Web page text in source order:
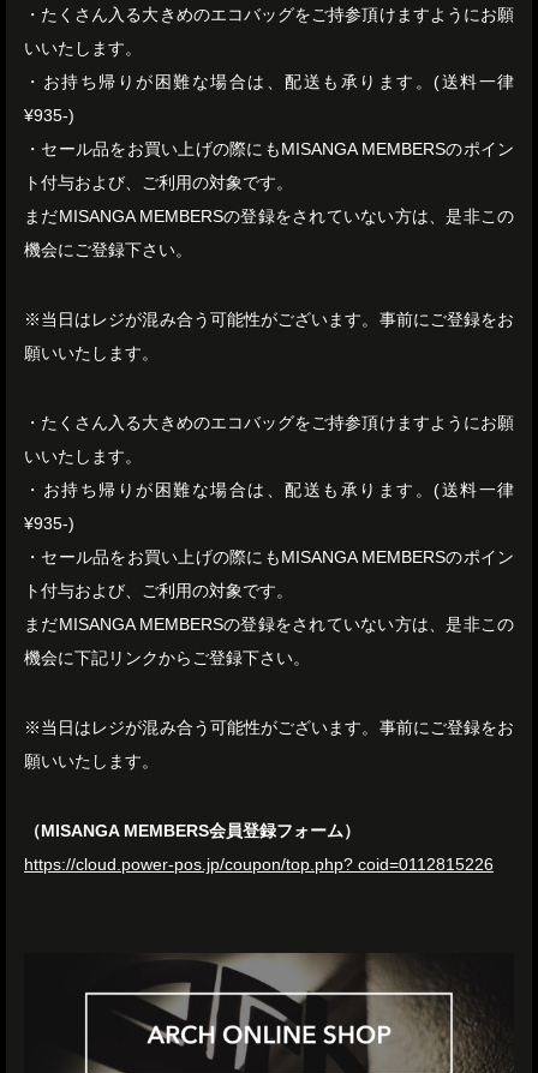
・たくさん入る大きめのエコバッグをご持参頂けますようにお願
いいたします。
・お持ち帰りが困難な場合は、配送も承ります。(送料一律
¥935-)
・セール品をお買い上げの際にもMISANGA MEMBERSのポイン
ト付与および、ご利用の対象です。
まだMISANGA MEMBERSの登録をされていない方は、是非この
機会にご登録下さい。
※当日はレジが混み合う可能性がございます。事前にご登録をお
願いいたします。
・たくさん入る大きめのエコバッグをご持参頂けますようにお願
いいたします。
・お持ち帰りが困難な場合は、配送も承ります。(送料一律
¥935-)
・セール品をお買い上げの際にもMISANGA MEMBERSのポイン
ト付与および、ご利用の対象です。
まだMISANGA MEMBERSの登録をされていない方は、是非この
機会に下記リンクからご登録下さい。
※当日はレジが混み合う可能性がございます。事前にご登録をお
願いいたします。
（MISANGA MEMBERS会員登録フォーム）
https://cloud.power-pos.jp/coupon/top.php? coid=0112815226